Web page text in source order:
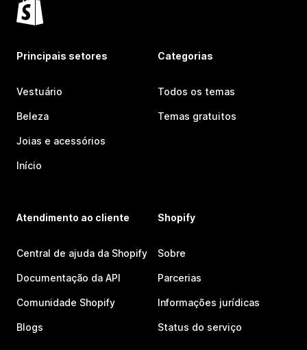
Principais setores
Vestuário
Beleza
Joias e acessórios
Início
Categorias
Todos os temas
Temas gratuitos
Atendimento ao cliente
Central de ajuda da Shopify
Documentação da API
Comunidade Shopify
Blogs
Shopify
Sobre
Parcerias
Informações jurídicas
Status do serviço